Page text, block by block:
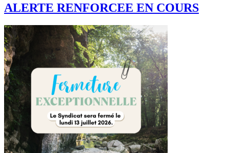
ALERTE RENFORCEE EN COURS